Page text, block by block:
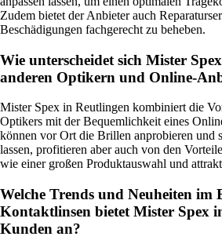
Zudem bietet der Anbieter auch
Beschädigungen fachgerecht zu beheben.
Wie unterscheidet sich Mister
anderen Optikern und Online-
Mister Spex in Reutlingen kombiniert die
Optikers mit der Bequemlichkeit eines
können vor Ort die Brillen anprobieren und
lassen, profitieren aber auch von den
wie einer großen Produktauswahl und
Welche Trends und Neuheiten im
Kontaktlinsen bietet Mister Spex
Kunden an?